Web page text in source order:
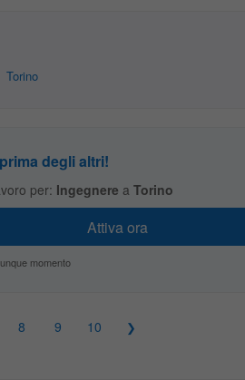
Torino
degli altri!
per: Ingegnere a Torino
momento
8 9 10